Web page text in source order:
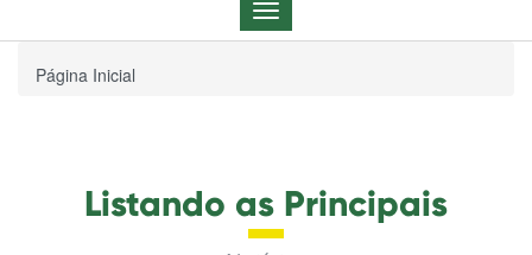
Menu
de
Página Inicial
Listando as Principais